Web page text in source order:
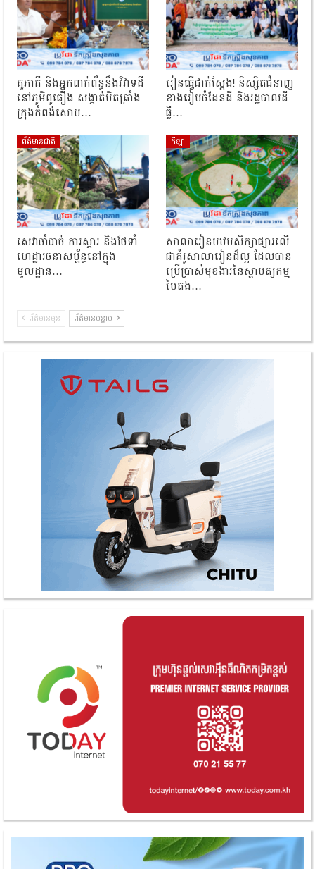
គូភាគី និងអ្នកពាក់ព័ន្ធនឹងវិវាទដី
នៅភូមិពូធឿង សង្កាត់បិតត្រាំង
ក្រុងកំពង់សោម…
រៀនធ្វើជាក់ស្ដែង! និស្សិតជំនាញ
ខាងរៀបចំដែនដី និងរដ្ឋបាលដី
ធ្លី…
ព័ត៌មានជាតិ
សេវាចាំបាច់ ការស្តារ និងថែទាំ
ហេដ្ឋារចនាសម្ព័ន្ធនៅក្នុង
មូលដ្ឋាន…
កីឡា
សាលារៀនបឋមសិក្សាផ្សារលើ
ជាគំរូសាលារៀនដ៏ល្អ ដែលបាន
ប្រើប្រាស់មុខងារនៃស្ថាបត្យកម្ម
បៃតង…
ព័ត៌មានមុន ព័ត៌មានបន្ទាប់